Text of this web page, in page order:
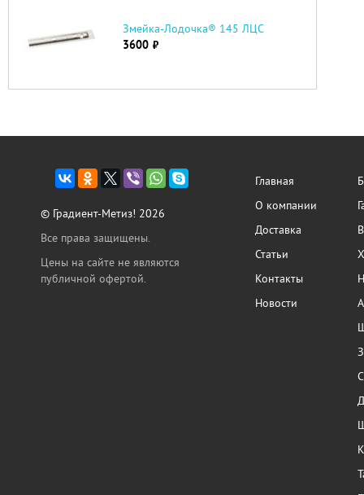
Змейка-Лодочка® 145 ЛЦС
3600 руб.
© Градиент-Метиз! 2026
Все права защищены.
Цены на сайте не являются
публичной офертой.
Главная
О компании
Доставка
Статьи
Контакты
Новости